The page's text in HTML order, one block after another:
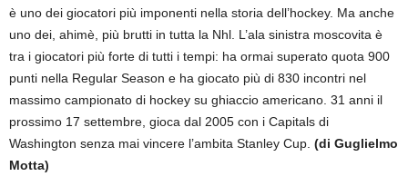
è uno dei giocatori più imponenti nella storia dell’hockey. Ma anche
uno dei, ahimè, più brutti in tutta la Nhl. L’ala sinistra moscovita è
tra i giocatori più forte di tutti i tempi: ha ormai superato quota 900
punti nella Regular Season e ha giocato più di 830 incontri nel
massimo campionato di hockey su ghiaccio americano. 31 anni il
prossimo 17 settembre, gioca dal 2005 con i Capitals di
Washington senza mai vincere l’ambita Stanley Cup. (di Guglielmo
Motta)